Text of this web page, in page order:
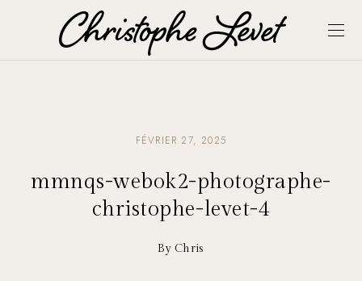
FÉVRIER 27, 2025
mmnqs-webok2-photographe-
christophe-levet-4
By Chris